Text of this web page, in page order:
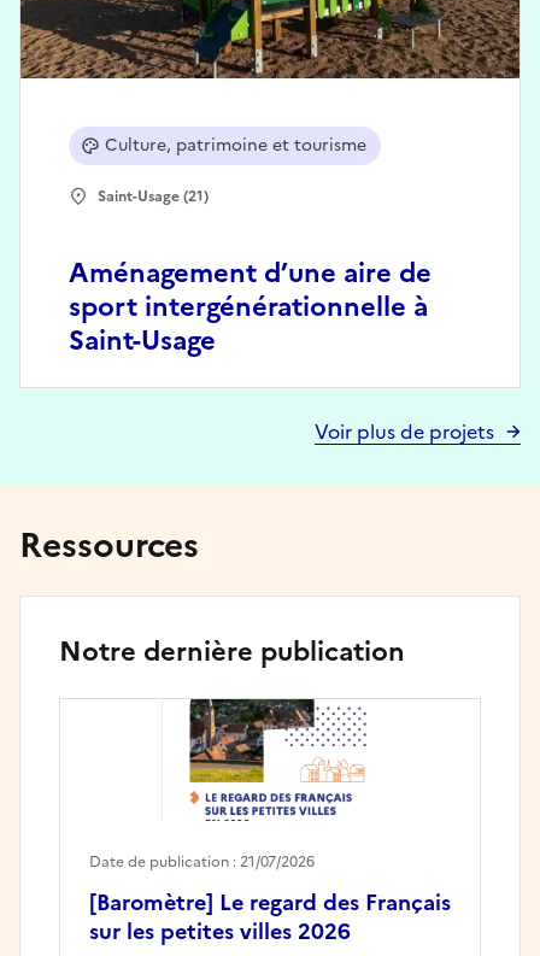
Aménagement d’une aire de
sport intergénérationnelle à
Saint-Usage
Culture, patrimoine et tourisme
Saint-Usage (21)
Voir plus de projets
Ressources
Notre dernière publication
[Baromètre] Le regard des Français
sur les petites villes 2026
Date de publication : 21/07/2026